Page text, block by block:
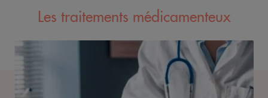
Les traitements médicamenteux